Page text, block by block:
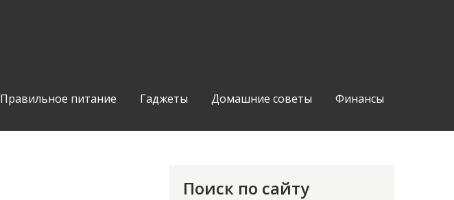
Правильное питание Гаджеты Домашние советы Финансы
Поиск по сайту